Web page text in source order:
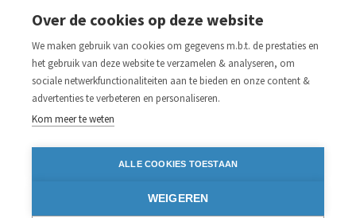
Links
Aanmelden nieuwsbrief
Pers
Acco.be
Algemene voorwaarden
Disclaimer
Privacy verklaring
Blijf op de hoogte
Over de cookies op deze website
We maken gebruik van cookies om gegevens m.b.t. de prestaties en
het gebruik van deze website te verzamelen & analyseren, om
sociale netwerkfunctionaliteiten aan te bieden en onze content &
advertenties te verbeteren en personaliseren.
Kom meer te weten
ALLE COOKIES TOESTAAN
WEIGEREN